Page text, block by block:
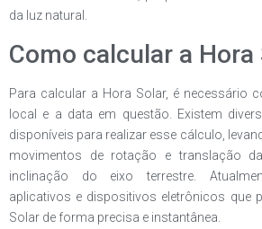
da luz natural.
Como calcular a Hora
Para calcular a Hora Solar, é necessário
local e a data em questão. Existem
disponíveis para realizar esse cálculo,
movimentos de rotação e translação
inclinação do eixo terrestre.
aplicativos e dispositivos eletrônicos que
Solar de forma precisa e instantânea.